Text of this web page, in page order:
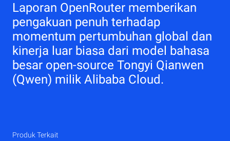
Laporan OpenRouter memberikan
pengakuan penuh terhadap
momentum pertumbuhan global dan
kinerja luar biasa dari model bahasa
besar open-source Tongyi Qianwen
(Qwen) milik Alibaba Cloud.
Produk Terkait
Produk Terkait
Produk Terkait
Produk Terkait
Produk Terkait